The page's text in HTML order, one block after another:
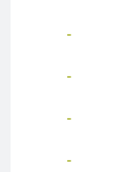
-
-
-
-